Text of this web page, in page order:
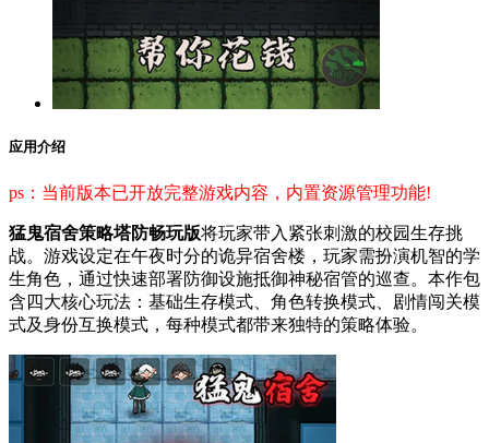
应用介绍
ps：当前版本已开放完整游戏内容，内置资源管理功能!
猛鬼宿舍策略塔防畅玩版将玩家带入紧张刺激的校园生存挑
战。游戏设定在午夜时分的诡异宿舍楼，玩家需扮演机智的学
生角色，通过快速部署防御设施抵御神秘宿管的巡查。本作包
含四大核心玩法：基础生存模式、角色转换模式、剧情闯关模
式及身份互换模式，每种模式都带来独特的策略体验。